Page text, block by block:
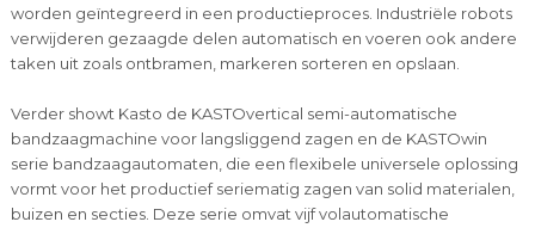
worden geïntegreerd in een productieproces. Industriële robots
verwijderen gezaagde delen automatisch en voeren ook andere
taken uit zoals ontbramen, markeren sorteren en opslaan.
Verder showt Kasto de KASTOvertical semi-automatische
bandzaagmachine voor langsliggend zagen en de KASTOwin
serie bandzaagautomaten, die een flexibele universele oplossing
vormt voor het productief seriematig zagen van solid materialen,
buizen en secties. Deze serie omvat vijf volautomatische